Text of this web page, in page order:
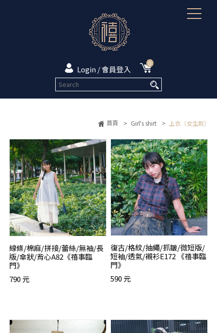
Login / 會員登入
0
首頁 > Girl's shirt > 上衣（女生款）
線條/棉麻/拼接/蕾絲/無袖/長
版/傘狀/背心A82《禧事臨
門》
790 元
復古/格紋/抽繩/抓皺/微短版/
短袖/透氣/襯衫E172 《禧事臨
門》
590 元